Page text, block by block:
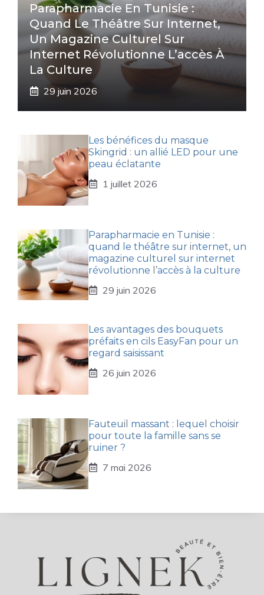
Parapharmacie En Tunisie :
Quand Le Théâtre Sur Internet,
Un Magazine Culturel Sur
Internet Révolutionne L’accès À
La Culture
29 juin 2026
Les bénéfices du masque
Skingrid : un allié LED pour une
peau éclatante
1 juillet 2026
Parapharmacie en Tunisie :
quand le théâtre sur internet, un
magazine culturel sur internet
révolutionne l’accès à la culture
29 juin 2026
Les avantages des bouquets
préfaits en cils EasyFan pour un
regard saisissant
26 juin 2026
Fauteuil massant : lequel choisir
pour toute la famille sans se
ruiner ?
7 mai 2026